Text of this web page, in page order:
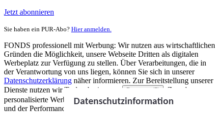
Jetzt abonnieren
Sie haben ein PUR-Abo? Hier anmelden.
FONDS professionell mit Werbung: Wir nutzen aus wirtschaftlichen
Gründen die Möglichkeit, unsere Webseite Dritten als digitalen
Werbeplatz zur Verfügung zu stellen. Über Verarbeitungen, die in
der Verantwortung von uns liegen, können Sie sich in unserer
Datenschutzerklärung näher informieren. Zur Bereitstellung unserer
Dienste nutzen wir Technologien von
Partnern (5)
. Zwecke:
personalisierte Werbung und Inhalte, Messung von Werbeleistung
und der Performance von Inhalten sowie Zielgruppenforschung.
Datenschutzinformation